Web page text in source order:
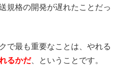
規格の開発が遅れたことだっ
で最も重要なことは、やれる
るかだ、ということです。